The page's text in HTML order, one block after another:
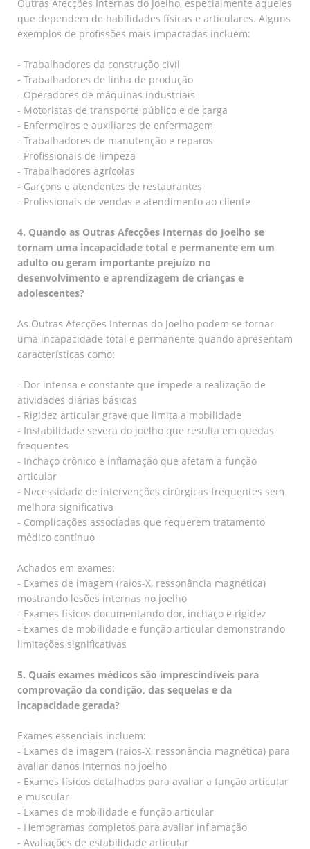
Outras Afecções Internas do Joelho, especialmente aqueles
que dependem de habilidades físicas e articulares. Alguns
exemplos de profissões mais impactadas incluem:
- Trabalhadores da construção civil
- Trabalhadores de linha de produção
- Operadores de máquinas industriais
- Motoristas de transporte público e de carga
- Enfermeiros e auxiliares de enfermagem
- Trabalhadores de manutenção e reparos
- Profissionais de limpeza
- Trabalhadores agrícolas
- Garçons e atendentes de restaurantes
- Profissionais de vendas e atendimento ao cliente
4. Quando as Outras Afecções Internas do Joelho se
tornam uma incapacidade total e permanente em um
adulto ou geram importante prejuízo no
desenvolvimento e aprendizagem de crianças e
adolescentes?
As Outras Afecções Internas do Joelho podem se tornar
uma incapacidade total e permanente quando apresentam
características como:
- Dor intensa e constante que impede a realização de
atividades diárias básicas
- Rigidez articular grave que limita a mobilidade
- Instabilidade severa do joelho que resulta em quedas
frequentes
- Inchaço crônico e inflamação que afetam a função
articular
- Necessidade de intervenções cirúrgicas frequentes sem
melhora significativa
- Complicações associadas que requerem tratamento
médico contínuo
Achados em exames:
- Exames de imagem (raios-X, ressonância magnética)
mostrando lesões internas no joelho
- Exames físicos documentando dor, inchaço e rigidez
- Exames de mobilidade e função articular demonstrando
limitações significativas
5. Quais exames médicos são imprescindíveis para
comprovação da condição, das sequelas e da
incapacidade gerada?
Exames essenciais incluem:
- Exames de imagem (raios-X, ressonância magnética) para
avaliar danos internos no joelho
- Exames físicos detalhados para avaliar a função articular
e muscular
- Exames de mobilidade e função articular
- Hemogramas completos para avaliar inflamação
- Avaliações de estabilidade articular